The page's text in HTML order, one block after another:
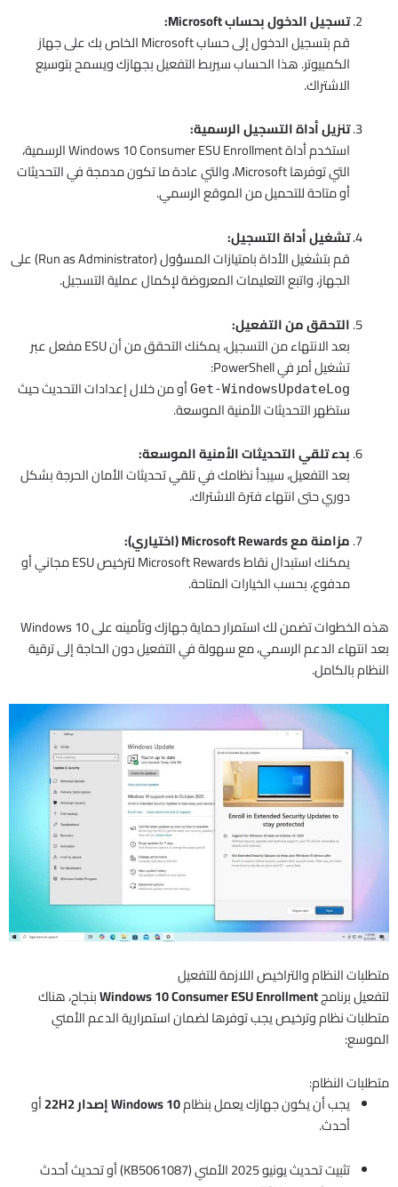
تسجيل الدخول بحساب Microsoft:
قم بتسجيل الدخول إلى حساب Microsoft الخاص بك على جهاز
الكمبيوتر. هذا الحساب سيربط التفعيل بجهازك ويسمح بتوسيع
الاشتراك.
تنزيل أداة التسجيل الرسمية:
استخدم أداة Windows 10 Consumer ESU Enrollment الرسمية،
التي توفرها Microsoft، والتي عادة ما تكون مدمجة في التحديثات
أو متاحة للتحميل من الموقع الرسمي.
تشغيل أداة التسجيل:
قم بتشغيل الأداة بامتيازات المسؤول (Run as Administrator) على
الجهاز، واتبع التعليمات المعروضة لإكمال عملية التسجيل.
التحقق من التفعيل:
بعد الانتهاء من التسجيل، يمكنك التحقق من أن ESU مفعل عبر
تشغيل أمر في PowerShell:
Get-WindowsUpdateLogأو من خلال إعدادات التحديث حيث
ستظهر التحديثات الأمنية الموسعة.
بدء تلقي التحديثات الأمنية الموسعة:
بعد التفعيل، سيبدأ نظامك في تلقي تحديثات الأمان الحرجة بشكل
دوري حتى انتهاء فترة الاشتراك.
مزامنة مع Microsoft Rewards (اختياري):
يمكنك استبدال نقاط Microsoft Rewards لترخيص ESU مجاني أو
مدفوع، بحسب الخيارات المتاحة.
هذه الخطوات تضمن لك استمرار حماية جهازك وتأمينه على Windows 10
بعد انتهاء الدعم الرسمي، مع سهولة في التفعيل دون الحاجة إلى ترقية
النظام بالكامل.​​
متطلبات النظام والتراخيص اللازمة للتفعيل
لتفعيل برنامجWindows 10 Consumer ESU Enrollmentبنجاح، هناك
متطلبات نظام وترخيص يجب توفرها لضمان استمرارية الدعم الأمني
الموسع:
متطلبات النظام:
يجب أن يكون جهازك يعمل بنظامWindows 10 إصدار 22H2
أو
أحدث.
تثبيت تحديث يونيو 2025 الأمني (KB5061087) أو تحديث أحدث